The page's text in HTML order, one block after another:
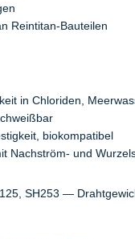
Reintitan-Bauteilen
in Chloriden,
biokompatibel
Nachström- und
SH253 —